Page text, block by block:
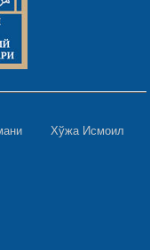
Хўжа Исмоил